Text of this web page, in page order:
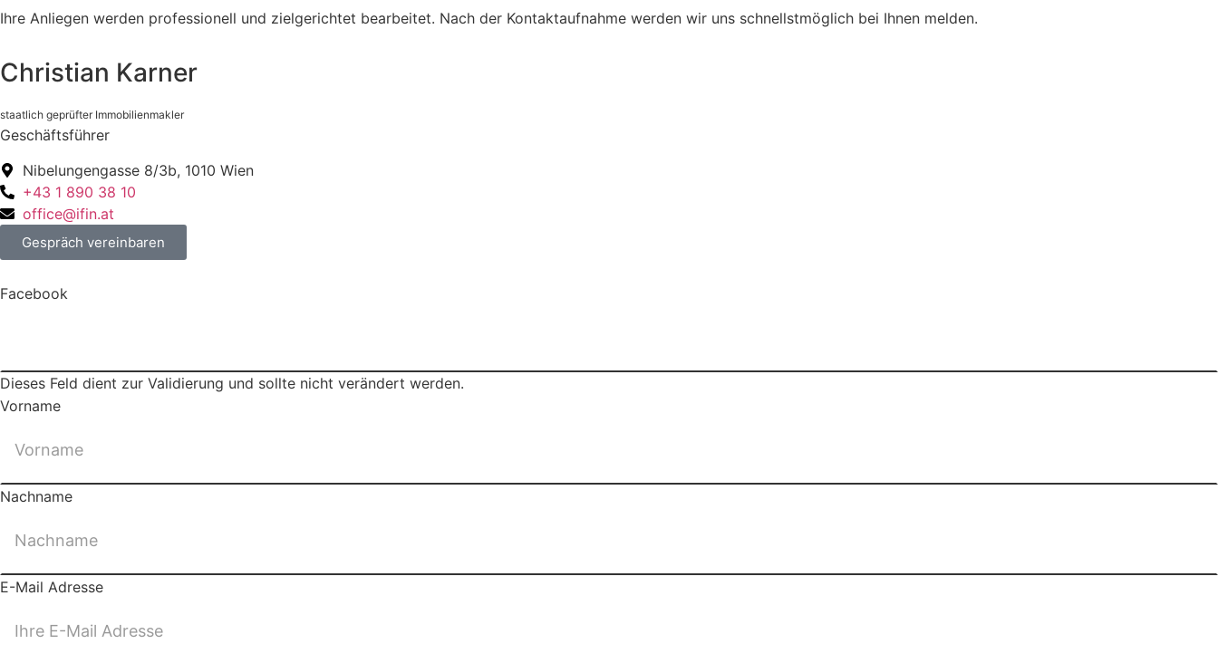
Ihre Anliegen werden professionell und zielgerichtet bearbeitet. Nach der Kontaktaufnahme werden wir uns schnellstmöglich bei Ihnen melden.
Christian Karner
staatlich geprüfter Immobilienmakler
Geschäftsführer
Nibelungengasse 8/​3b, 1010 Wien
+43 1 890 38 10
office@ifin.at
Gespräch vereinbaren
Facebook
Dieses Feld dient zur Validierung und sollte nicht verändert werden.
Vorname
Nachname
E-Mail Adresse